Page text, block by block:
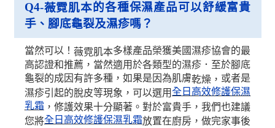
Q4-薇霓肌本的各種保濕產品可以舒緩富貴
手、腳底龜裂及濕疹嗎？
當然可以！ 薇霓肌本多樣產品榮獲美國濕疹協會的最
高認證和推薦，當然適用於各類型的濕疹．至於腳底
龜裂的成因有許多種，如果是因為肌膚乾燥， 或者是
濕疹引起的脫皮等現象，可以選用全日高效修護保濕
乳霜 ，修護效果十分顯著。對於富貴手，我們也建議
您將全日高效修護保濕乳霜放置在廚房，做完家事後